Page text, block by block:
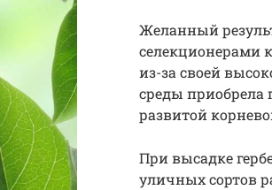
Желанный
селекционерами
из-за своей
среды приобрела
развитой
При высадке
уличных сортов